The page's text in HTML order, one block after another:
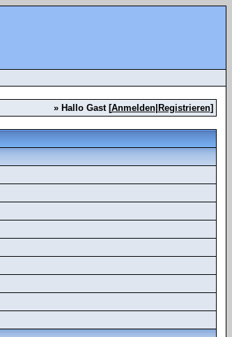
» Hallo Gast [Anmelden| Registrieren]